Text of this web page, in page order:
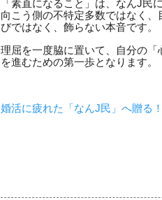
「素直になること」は、なんJ
向こう側の不特定多数ではなく
びではなく、飾らない本音です。
理屈を一度脇に置いて、自分の
を進むための第一歩となります。
婚活に疲れた「なんJ民」へ贈る